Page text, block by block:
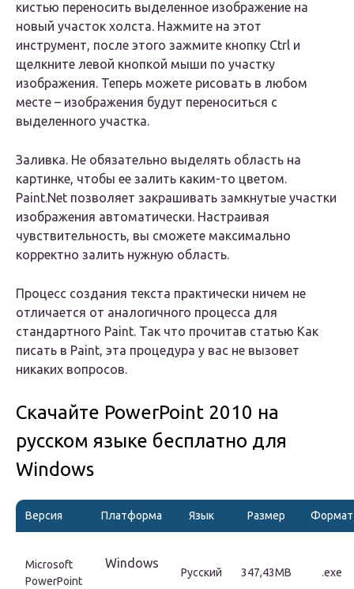
кистью переносить выделенное изображение на
новый участок холста. Нажмите на этот
инструмент, после этого зажмите кнопку Ctrl и
щелкните левой кнопкой мыши по участку
изображения. Теперь можете рисовать в любом
месте – изображения будут переноситься с
выделенного участка.
Заливка. Не обязательно выделять область на
картинке, чтобы ее залить каким-то цветом.
Paint.Net позволяет закрашивать замкнутые участки
изображения автоматически. Настраивая
чувствительность, вы сможете максимально
корректно залить нужную область.
Процесс создания текста практически ничем не
отличается от аналогичного процесса для
стандартного Paint. Так что прочитав статью Как
писать в Paint, эта процедура у вас не вызовет
никаких вопросов.
Скачайте PowerPoint 2010 на
русском языке бесплатно для
Windows
Версия Платформа Язык Размер Формат
Microsoft
PowerPoint
Windows
Русский 347,43MB .exe